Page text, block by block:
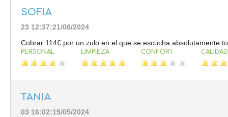
SOFIA
23 12:37:21/06/2024
Cobrar 114€ por un zulo en el que se escucha absolutamente
PERSONAL LIMPIEZA CONFORT
TANIA
03 16:02:15/05/2024